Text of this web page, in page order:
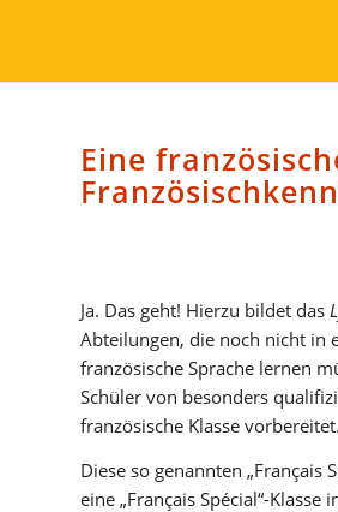
Eine
Ja. Das geht! Hierzu bildet das
Abteilungen, die noch nicht in
französische Sprache lernen
Schüler von besonders
französische Klasse vorbereitet.
Diese so genannten „Français
eine „Français Spécial“-